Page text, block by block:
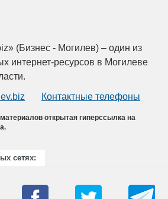
(Бизнес - Могилев) – один из
интернет-ресурсов в Могилеве
Контактные телефоны
открытая гиперссылка на
сетях: